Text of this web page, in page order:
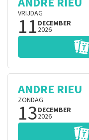
VRIJDAG
11 DECEMBER
2026
ANDRE RIEU
ZONDAG
13DECEMBER
2026